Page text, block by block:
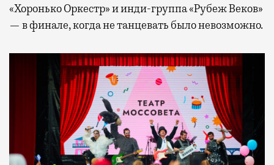
«Хоронько Оркестр» и инди-группа «Рубеж Веков»
— в финале, когда не танцевать было невозможно.